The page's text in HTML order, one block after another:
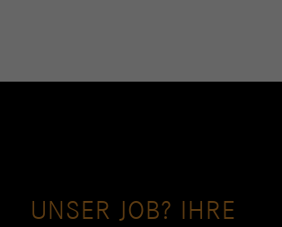
UNSER JOB? IHRE